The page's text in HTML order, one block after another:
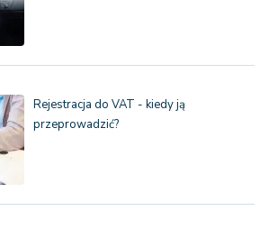
Rejestracja do VAT - kiedy ją
przeprowadzić?